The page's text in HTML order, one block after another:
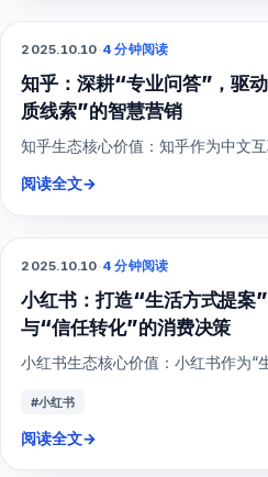
SEO
2025.10.10·4 分钟阅读
知乎：深耕“专业问答”，驱
质线索”的智慧营销
知乎生态核心价值：知乎作为中文
阅读全文→
小红书
2025.10.10·4 分钟阅读
小红书：打造“生活方式提案
与“信任转化”的消费决策
小红书生态核心价值：小红书作为“
#小红书
阅读全文→